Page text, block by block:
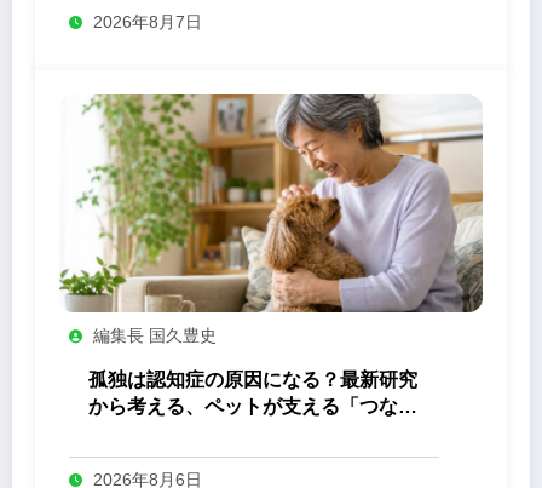
2026年8月7日
編集長 国久豊史
孤独は認知症の原因になる？最新研究
から考える、ペットが支える「つなが
2026年8月6日